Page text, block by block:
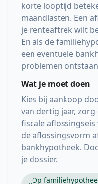
korte looptijd
maandlasten. Een
je renteaftrek wilt
En als de
een eventuele
problemen
Wat je moet doen
Kies bij aankoop
van dertig jaar,
fiscale
de aflossingsvorm
bankhypotheek.
je dossier.
Op